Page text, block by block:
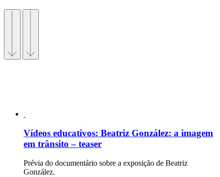
Vídeos educativos: Beatriz González: a imagem
em trânsito – teaser
Prévia do documentário sobre a exposição de Beatriz
González.